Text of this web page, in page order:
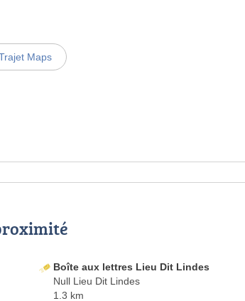
Maps
Boîte aux lettres Lieu Dit Lindes
Null Lieu Dit Lindes
1.3 km